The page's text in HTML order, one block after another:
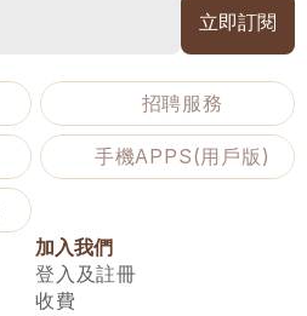
招聘服務
手機APPS(用戶版)
加入我們
登入及註冊
收費